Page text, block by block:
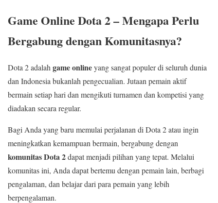
Game Online Dota 2 – Mengapa Perlu
Bergabung dengan Komunitasnya?
Dota 2 adalah game onlineyang sangat populer di seluruh dunia
dan Indonesia bukanlah pengecualian. Jutaan pemain aktif
bermain setiap hari dan mengikuti turnamen dan kompetisi yang
diadakan secara regular.
Bagi Anda yang baru memulai perjalanan di Dota 2 atau ingin
meningkatkan kemampuan bermain, bergabung dengan
komunitas Dota 2dapat menjadi pilihan yang tepat. Melalui
komunitas ini, Anda dapat bertemu dengan pemain lain, berbagi
pengalaman, dan belajar dari para pemain yang lebih
berpengalaman.